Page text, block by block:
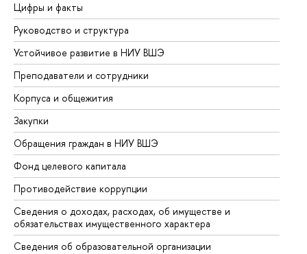
Цифры и факты
Руководство и структура
Устойчивое развитие в НИУ ВШЭ
Преподаватели и сотрудники
Корпуса и общежития
Закупки
Обращения граждан в НИУ ВШЭ
Фонд целевого капитала
Противодействие коррупции
Сведения о доходах, расходах, об имуществе и
обязательствах имущественного характера
Сведения об образовательной организации